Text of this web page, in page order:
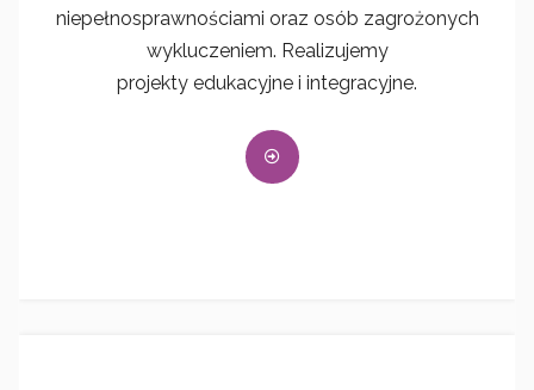
niepełnosprawnościami oraz osób zagrożonych
wykluczeniem. Realizujemy
projekty edukacyjne i integracyjne.